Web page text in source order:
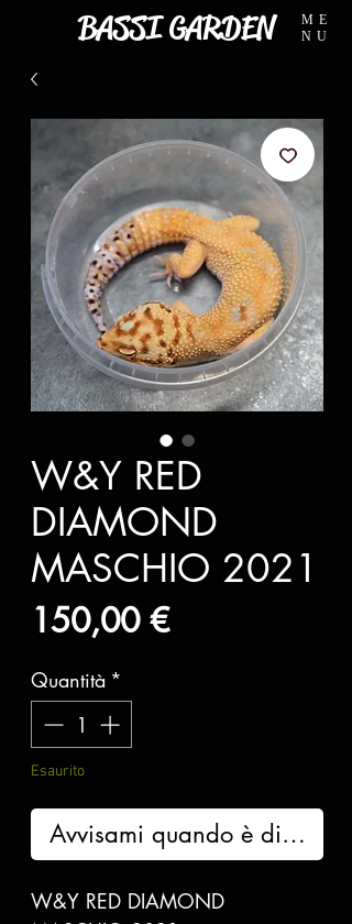
ME
NU
BASSI GARDEN
W&Y RED
DIAMOND
MASCHIO 2021
150,00 €Prezzo
Quantità *
Esaurito
Avvisami quando è
W&Y RED DIAMOND